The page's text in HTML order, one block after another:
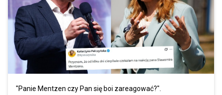
"Panie Mentzen czy Pan się boi zareagować?".